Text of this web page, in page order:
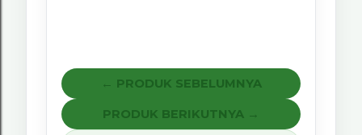
← PRODUK SEBELUMNYA
PRODUK BERIKUTNYA →